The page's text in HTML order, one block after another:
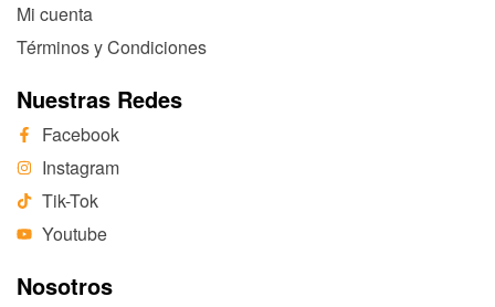
Mi cuenta
Términos y Condiciones
Nuestras Redes
Facebook
Instagram
Tik-Tok
Youtube
Nosotros